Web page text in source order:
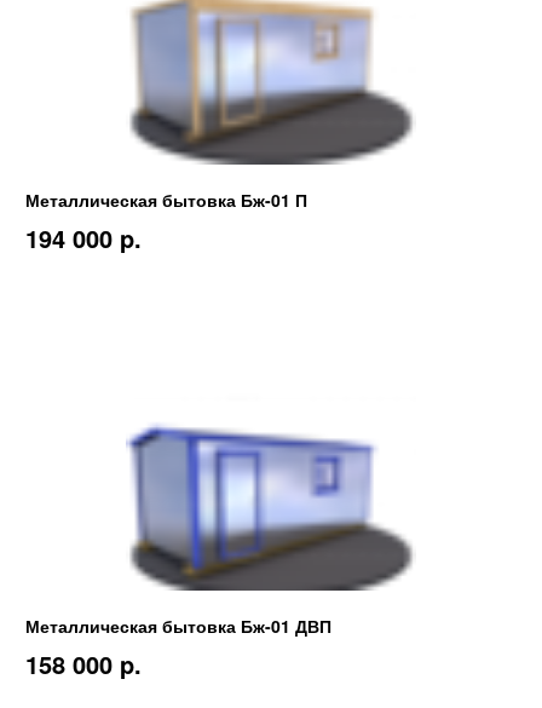
Металлическая бытовка Бж-01 П
194 000 p.
Металлическая бытовка Бж-01 ДВП
158 000 p.